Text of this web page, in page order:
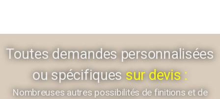
Toutes demandes personnalisées
ou spécifiquessur devis :
Nombreuses autres possibilités de finitions et de